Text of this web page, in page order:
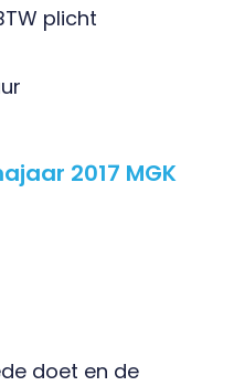
plicht
2017 MGK
doet en de